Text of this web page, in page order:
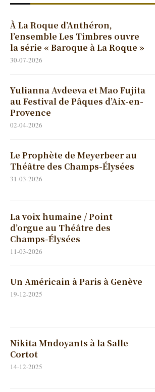
À La Roque d’Anthéron,
l’ensemble Les Timbres ouvre
la série « Baroque à La Roque »
30-07-2026
Yulianna Avdeeva et Mao Fujita
au Festival de Pâques d’Aix-en-
Provence
02-04-2026
Le Prophète de Meyerbeer au
Théâtre des Champs-Élysées
31-03-2026
La voix humaine / Point
d’orgue au Théâtre des
Champs-Élysées
11-03-2026
Un Américain à Paris à Genève
19-12-2025
Nikita Mndoyants à la Salle
Cortot
14-12-2025